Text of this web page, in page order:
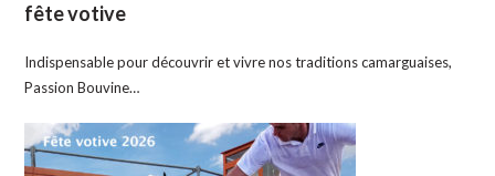
fête votive
Indispensable pour découvrir et vivre nos traditions camarguaises,
Passion Bouvine…